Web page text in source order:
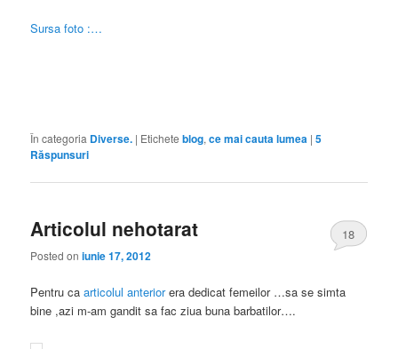
Sursa foto :…
În categoria Diverse. | Etichete blog,ce mai cauta lumea |5
Răspunsuri
Articolul nehotarat
Posted oniunie 17, 2012
18
Pentru caarticolul anteriorera dedicat femeilor …sa se simta
bine ,azi m-am gandit sa fac ziua buna barbatilor….